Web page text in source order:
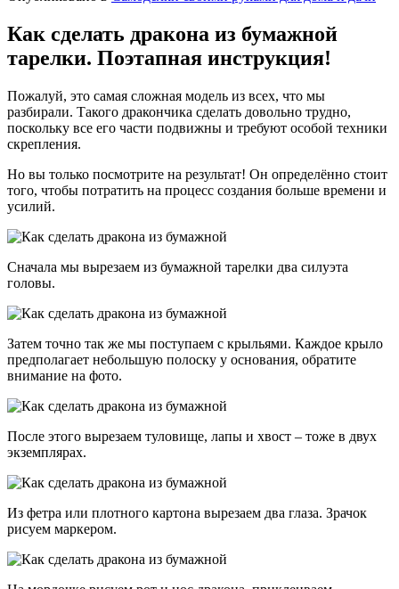
Как сделать дракона из бумажной
тарелки. Поэтапная инструкция!
Пожалуй, это самая сложная модель из всех, что мы
разбирали. Такого дракончика сделать довольно трудно,
поскольку все его части подвижны и требуют особой техники
скрепления.
Но вы только посмотрите на результат! Он определённо стоит
того, чтобы потратить на процесс создания больше времени и
усилий.
Сначала мы вырезаем из бумажной тарелки два силуэта
головы.
Затем точно так же мы поступаем с крыльями. Каждое крыло
предполагает небольшую полоску у основания, обратите
внимание на фото.
После этого вырезаем туловище, лапы и хвост – тоже в двух
экземплярах.
Из фетра или плотного картона вырезаем два глаза. Зрачок
рисуем маркером.